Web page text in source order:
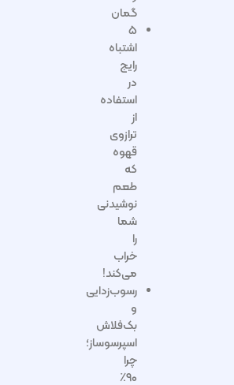
گمان
۵
اشتباه
رایج
در
استفاده
از
ترازوی
قهوه
که
طعم
نوشیدنی
شما
را
خراب
می‌کند!
رسوب‌زدایی
و
بک‌فلاش
اسپرسوساز؛
چرا
۹۰٪